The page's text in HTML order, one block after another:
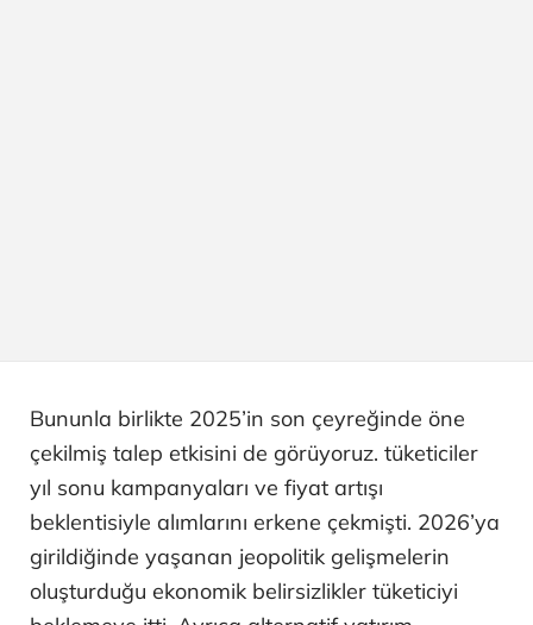
Bununla birlikte 2025’in son çeyreğinde öne
çekilmiş talep etkisini de görüyoruz. tüketiciler
yıl sonu kampanyaları ve fiyat artışı
beklentisiyle alımlarını erkene çekmişti. 2026’ya
girildiğinde yaşanan jeopolitik gelişmelerin
oluşturduğu ekonomik belirsizlikler tüketiciyi